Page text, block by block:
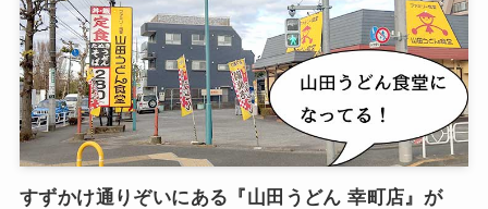
すずかけ通りぞいにある『山田うどん 幸町店』が